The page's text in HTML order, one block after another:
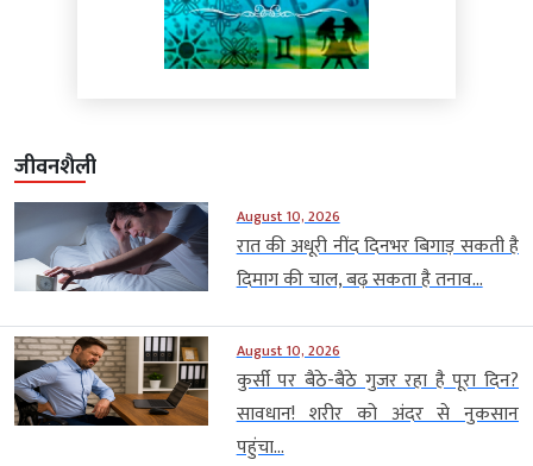
जीवनशैली
August 10, 2026
रात की अधूरी नींद दिनभर बिगाड़ सकती है
दिमाग की चाल, बढ़ सकता है तनाव...
August 10, 2026
कुर्सी पर बैठे-बैठे गुजर रहा है पूरा दिन?
सावधान! शरीर को अंदर से नुकसान
पहुंचा...